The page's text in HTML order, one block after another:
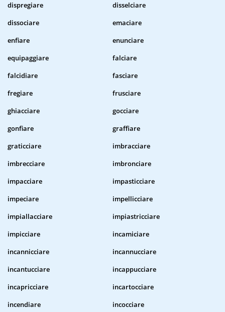
dispregiare
disselciare
dissociare
emaciare
enfiare
enunciare
equipaggiare
falciare
falcidiare
fasciare
fregiare
frusciare
ghiacciare
gocciare
gonfiare
graffiare
graticciare
imbracciare
imbrecciare
imbronciare
impacciare
impasticciare
impeciare
impellicciare
impiallacciare
impiastricciare
impicciare
incamiciare
incannicciare
incannucciare
incantucciare
incappucciare
incapricciare
incartocciare
incendiare
incocciare